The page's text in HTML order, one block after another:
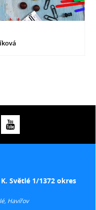
Světlé 1/1372 okres
Havířov